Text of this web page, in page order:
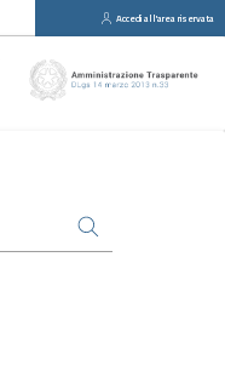
Accedi all'area riservata